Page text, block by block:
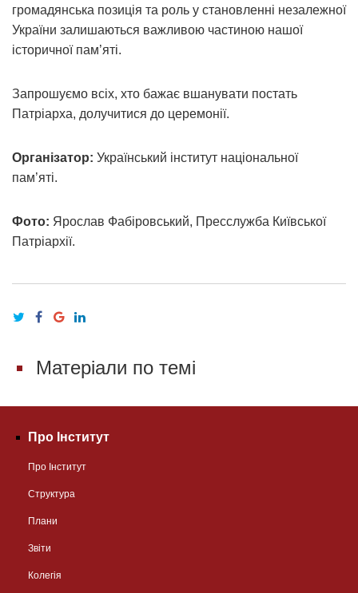
громадянська позиція та роль у становленні незалежної
України залишаються важливою частиною нашої
історичної пам’яті.
Запрошуємо всіх, хто бажає вшанувати постать
Патріарха, долучитися до церемонії.
Організатор: Український інститут національної
пам’яті.
Фото: Ярослав Фабіровський, Пресслужба Київської
Патріархії.
Матеріали по темі
Про Інститут
Про Інститут
Структура
Плани
Звіти
Колегія